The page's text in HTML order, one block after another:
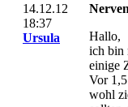
14.12.12
18:37
Ursula
Hallo,
ich bin
einige
Vor
wohl